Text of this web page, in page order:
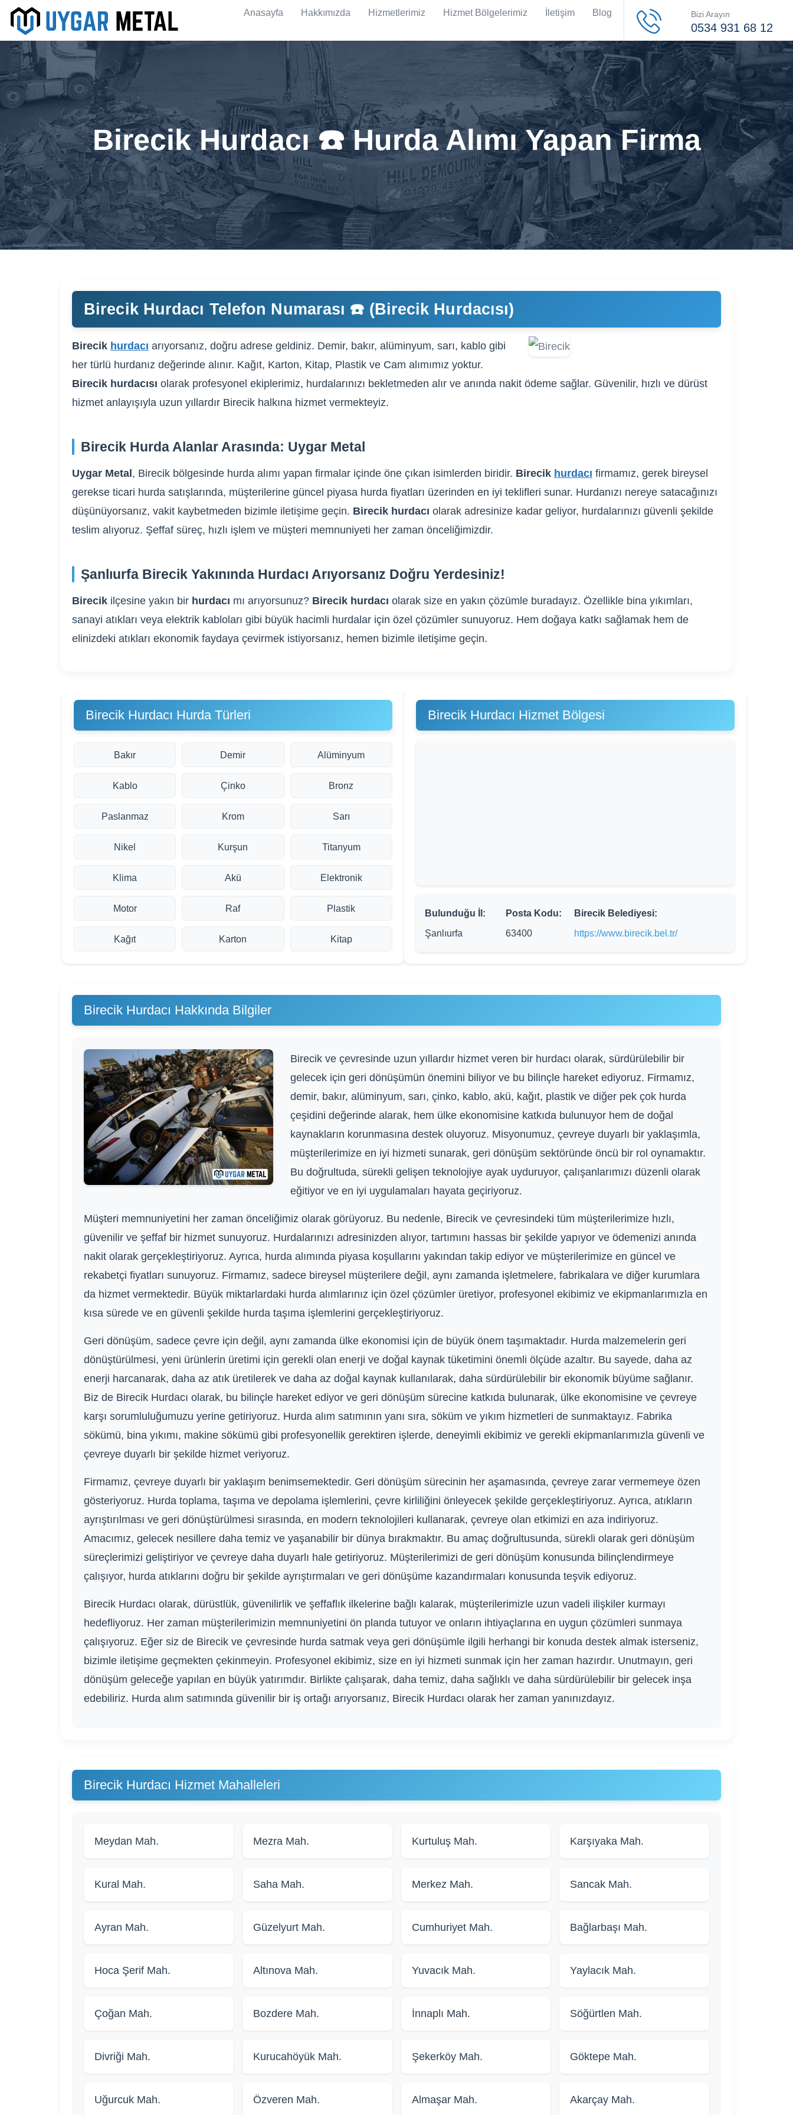
Anasayfa Hakkımızda Hizmetlerimiz Hizmet Bölgelerimiz İletişim Blog Bizi Arayın
0534 931 68 12
Birecik Hurdacı ☎️ Hurda Alımı Yapan Firma
Birecik Hurdacı Telefon Numarası ☎️ (Birecik Hurdacısı)
Birecik hurdacı arıyorsanız, doğru adrese geldiniz. Demir, bakır, alüminyum, sarı, kablo gibi
her türlü hurdanız değerinde alınır. Kağıt, Karton, Kitap, Plastik ve Cam alımımız yoktur.
Birecik hurdacısı olarak profesyonel ekiplerimiz, hurdalarınızı bekletmeden alır ve anında nakit ödeme sağlar. Güvenilir, hızlı ve dürüst
hizmet anlayışıyla uzun yıllardır Birecik halkına hizmet vermekteyiz.
Birecik Hurda Alanlar Arasında: Uygar Metal
Uygar Metal , Birecik bölgesinde hurda alımı yapan firmalar içinde öne çıkan isimlerden biridir. Birecik hurdacı firmamız, gerek bireysel
gerekse ticari hurda satışlarında, müşterilerine güncel piyasa hurda fiyatları üzerinden en iyi teklifleri sunar. Hurdanızı nereye satacağınızı
düşünüyorsanız, vakit kaybetmeden bizimle iletişime geçin. Birecik hurdacı olarak adresinize kadar geliyor, hurdalarınızı güvenli şekilde
teslim alıyoruz. Şeffaf süreç, hızlı işlem ve müşteri memnuniyeti her zaman önceliğimizdir.
Şanlıurfa Birecik Yakınında Hurdacı Arıyorsanız Doğru Yerdesiniz!
Birecik ilçesine yakın bir hurdacı mı arıyorsunuz? Birecik hurdacı olarak size en yakın çözümle buradayız. Özellikle bina yıkımları,
sanayi atıkları veya elektrik kabloları gibi büyük hacimli hurdalar için özel çözümler sunuyoruz. Hem doğaya katkı sağlamak hem de
elinizdeki atıkları ekonomik faydaya çevirmek istiyorsanız, hemen bizimle iletişime geçin.
Birecik Hurdacı Hurda Türleri
Bakır Demir Alüminyum
Kablo Çinko Bronz
Paslanmaz Krom Sarı
Nikel Kurşun Titanyum
Klima Akü Elektronik
Motor Raf Plastik
Kağıt Karton Kitap
Birecik Hurdacı Hizmet Bölgesi
Bulunduğu İl:
Şanlıurfa
Posta Kodu:
63400
Birecik Belediyesi:
https://www.birecik.bel.tr/
Birecik Hurdacı Hakkında Bilgiler
Birecik ve çevresinde uzun yıllardır hizmet veren bir hurdacı olarak, sürdürülebilir bir
gelecek için geri dönüşümün önemini biliyor ve bu bilinçle hareket ediyoruz. Firmamız,
demir, bakır, alüminyum, sarı, çinko, kablo, akü, kağıt, plastik ve diğer pek çok hurda
çeşidini değerinde alarak, hem ülke ekonomisine katkıda bulunuyor hem de doğal
kaynakların korunmasına destek oluyoruz. Misyonumuz, çevreye duyarlı bir yaklaşımla,
müşterilerimize en iyi hizmeti sunarak, geri dönüşüm sektöründe öncü bir rol oynamaktır.
Bu doğrultuda, sürekli gelişen teknolojiye ayak uyduruyor, çalışanlarımızı düzenli olarak
eğitiyor ve en iyi uygulamaları hayata geçiriyoruz.
Müşteri memnuniyetini her zaman önceliğimiz olarak görüyoruz. Bu nedenle, Birecik ve çevresindeki tüm müşterilerimize hızlı,
güvenilir ve şeffaf bir hizmet sunuyoruz. Hurdalarınızı adresinizden alıyor, tartımını hassas bir şekilde yapıyor ve ödemenizi anında
nakit olarak gerçekleştiriyoruz. Ayrıca, hurda alımında piyasa koşullarını yakından takip ediyor ve müşterilerimize en güncel ve
rekabetçi fiyatları sunuyoruz. Firmamız, sadece bireysel müşterilere değil, aynı zamanda işletmelere, fabrikalara ve diğer kurumlara
da hizmet vermektedir. Büyük miktarlardaki hurda alımlarınız için özel çözümler üretiyor, profesyonel ekibimiz ve ekipmanlarımızla en
kısa sürede ve en güvenli şekilde hurda taşıma işlemlerini gerçekleştiriyoruz.
Geri dönüşüm, sadece çevre için değil, aynı zamanda ülke ekonomisi için de büyük önem taşımaktadır. Hurda malzemelerin geri
dönüştürülmesi, yeni ürünlerin üretimi için gerekli olan enerji ve doğal kaynak tüketimini önemli ölçüde azaltır. Bu sayede, daha az
enerji harcanarak, daha az atık üretilerek ve daha az doğal kaynak kullanılarak, daha sürdürülebilir bir ekonomik büyüme sağlanır.
Biz de Birecik Hurdacı olarak, bu bilinçle hareket ediyor ve geri dönüşüm sürecine katkıda bulunarak, ülke ekonomisine ve çevreye
karşı sorumluluğumuzu yerine getiriyoruz. Hurda alım satımının yanı sıra, söküm ve yıkım hizmetleri de sunmaktayız. Fabrika
sökümü, bina yıkımı, makine sökümü gibi profesyonellik gerektiren işlerde, deneyimli ekibimiz ve gerekli ekipmanlarımızla güvenli ve
çevreye duyarlı bir şekilde hizmet veriyoruz.
Firmamız, çevreye duyarlı bir yaklaşım benimsemektedir. Geri dönüşüm sürecinin her aşamasında, çevreye zarar vermemeye özen
gösteriyoruz. Hurda toplama, taşıma ve depolama işlemlerini, çevre kirliliğini önleyecek şekilde gerçekleştiriyoruz. Ayrıca, atıkların
ayrıştırılması ve geri dönüştürülmesi sırasında, en modern teknolojileri kullanarak, çevreye olan etkimizi en aza indiriyoruz.
Amacımız, gelecek nesillere daha temiz ve yaşanabilir bir dünya bırakmaktır. Bu amaç doğrultusunda, sürekli olarak geri dönüşüm
süreçlerimizi geliştiriyor ve çevreye daha duyarlı hale getiriyoruz. Müşterilerimizi de geri dönüşüm konusunda bilinçlendirmeye
çalışıyor, hurda atıklarını doğru bir şekilde ayrıştırmaları ve geri dönüşüme kazandırmaları konusunda teşvik ediyoruz.
Birecik Hurdacı olarak, dürüstlük, güvenilirlik ve şeffaflık ilkelerine bağlı kalarak, müşterilerimizle uzun vadeli ilişkiler kurmayı
hedefliyoruz. Her zaman müşterilerimizin memnuniyetini ön planda tutuyor ve onların ihtiyaçlarına en uygun çözümleri sunmaya
çalışıyoruz. Eğer siz de Birecik ve çevresinde hurda satmak veya geri dönüşümle ilgili herhangi bir konuda destek almak isterseniz,
bizimle iletişime geçmekten çekinmeyin. Profesyonel ekibimiz, size en iyi hizmeti sunmak için her zaman hazırdır. Unutmayın, geri
dönüşüm geleceğe yapılan en büyük yatırımdır. Birlikte çalışarak, daha temiz, daha sağlıklı ve daha sürdürülebilir bir gelecek inşa
edebiliriz. Hurda alım satımında güvenilir bir iş ortağı arıyorsanız, Birecik Hurdacı olarak her zaman yanınızdayız.
Birecik Hurdacı Hizmet Mahalleleri
Meydan Mah. Mezra Mah. Kurtuluş Mah. Karşıyaka Mah.
Kural Mah. Saha Mah. Merkez Mah. Sancak Mah.
Ayran Mah. Güzelyurt Mah. Cumhuriyet Mah. Bağlarbaşı Mah.
Hoca Şerif Mah. Altınova Mah. Yuvacık Mah. Yaylacık Mah.
Çoğan Mah. Bozdere Mah. İnnaplı Mah. Söğürtlen Mah.
Divriği Mah. Kurucahöyük Mah. Şekerköy Mah. Göktepe Mah.
Uğurcuk Mah. Özveren Mah. Almaşar Mah. Akarçay Mah.